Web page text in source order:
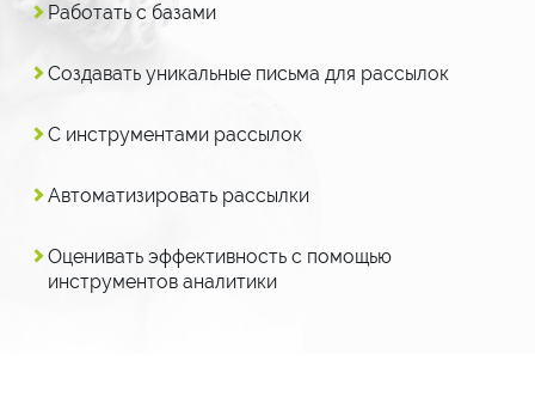
Работать с базами
Создавать уникальные письма для рассылок
С инструментами рассылок
Автоматизировать рассылки
Оценивать эффективность с помощью
инструментов аналитики